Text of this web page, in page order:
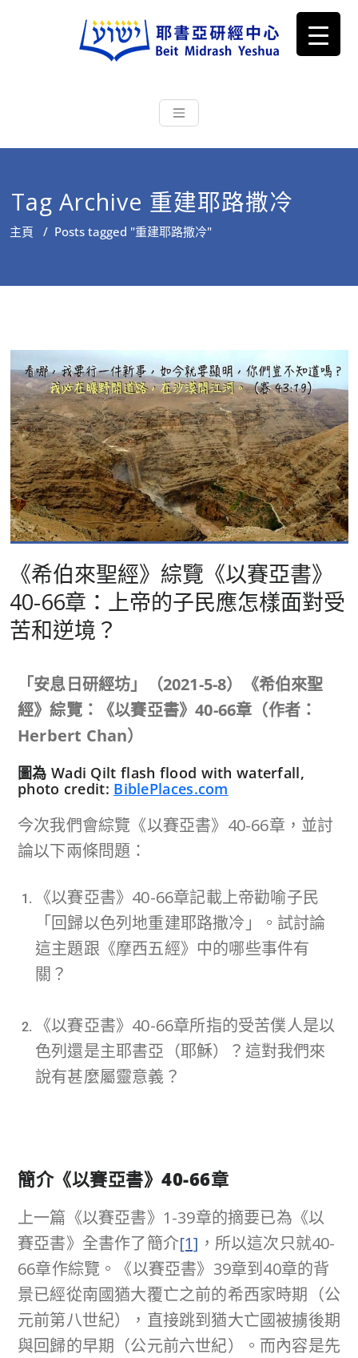
耶書亞研經中心
根源明白聖經，成為更好的門徒
Tag Archive 重建耶路撒冷
主頁 / Posts tagged "重建耶路撒冷"
《希伯來聖經》綜覽《以賽亞書》
40-66章：上帝的子民應怎樣面對受
苦和逆境？
「安息日研經坊」（2021-5-8）《希伯來聖
經》綜覽：《以賽亞書》40-66章（作者：
Herbert Chan）
圖為 Wadi Qilt flash flood with waterfall,
photo credit: BiblePlaces.com
今次我們會綜覽《以賽亞書》40-66章，並討
論以下兩條問題：
《以賽亞書》40-66章記載上帝勸喻子民
「回歸以色列地重建耶路撒冷」。試討論
這主題跟《摩西五經》中的哪些事件有
關？
《以賽亞書》40-66章所指的受苦僕人是以
色列還是主耶書亞（耶穌）？這對我們來
說有甚麼屬靈意義？
簡介《以賽亞書》 40-66章
上一篇《以賽亞書》1-39章的摘要已為《以
賽亞書》全書作了簡介[1] ，所以這次只就40-
66章作綜覽。《以賽亞書》39章到40章的背
景已經從南國猶大覆亡之前的希西家時期（公
元前第八世紀），直接跳到猶大亡國被擄後期
與回歸的早期（公元前六世紀）。而內容是先